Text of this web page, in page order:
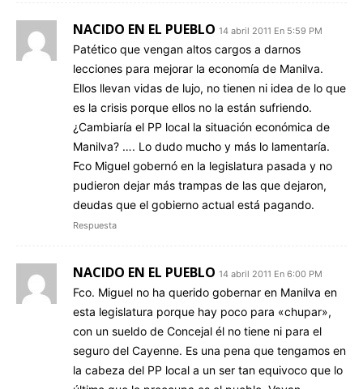
NACIDO EN EL PUEBLO 14 abril 2011 En 5:59 PM
Patético que vengan altos cargos a darnos
lecciones para mejorar la economía de Manilva.
Ellos llevan vidas de lujo, no tienen ni idea de lo que
es la crisis porque ellos no la están sufriendo.
¿Cambiaría el PP local la situación económica de
Manilva? …. Lo dudo mucho y más lo lamentaría.
Fco Miguel gobernó en la legislatura pasada y no
pudieron dejar más trampas de las que dejaron,
deudas que el gobierno actual está pagando.
Respuesta
NACIDO EN EL PUEBLO 14 abril 2011 En 6:00 PM
Fco. Miguel no ha querido gobernar en Manilva en
esta legislatura porque hay poco para «chupar»,
con un sueldo de Concejal él no tiene ni para el
seguro del Cayenne. Es una pena que tengamos en
la cabeza del PP local a un ser tan equivoco que lo